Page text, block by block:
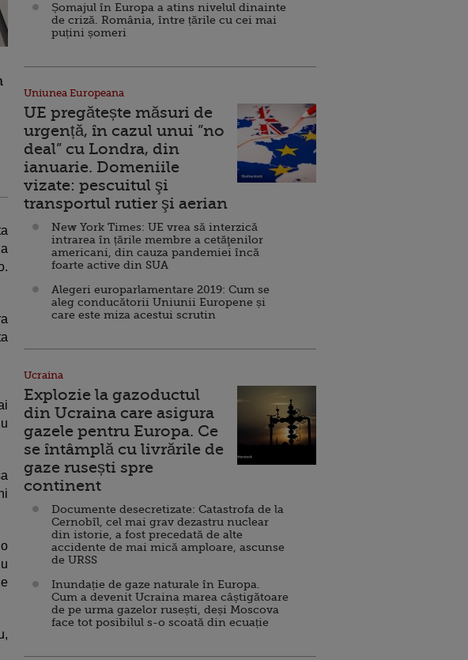
Șomajul în Europa a atins nivelul dinainte
de criză. România, între țările cu cei mai
puțini șomeri
Uniunea Europeana
UE pregătește măsuri de
urgență, în cazul unui ”no
deal” cu Londra, din
ianuarie. Domeniile
vizate: pescuitul şi
transportul rutier şi aerian
New York Times: UE vrea să interzică
intrarea în țările membre a cetăţenilor
americani, din cauza pandemiei încă
foarte active din SUA
Alegeri europarlamentare 2019: Cum se
aleg conducătorii Uniunii Europene și
care este miza acestui scrutin
Ucraina
Explozie la gazoductul
din Ucraina care asigura
gazele pentru Europa. Ce
se întâmplă cu livrările de
gaze rusești spre
continent
Documente desecretizate: Catastrofa de la
Cernobîl, cel mai grav dezastru nuclear
din istorie, a fost precedată de alte
accidente de mai mică amploare, ascunse
de URSS
Inundație de gaze naturale în Europa.
Cum a devenit Ucraina marea câștigătoare
de pe urma gazelor rusești, deși Moscova
face tot posibilul s-o scoată din ecuație